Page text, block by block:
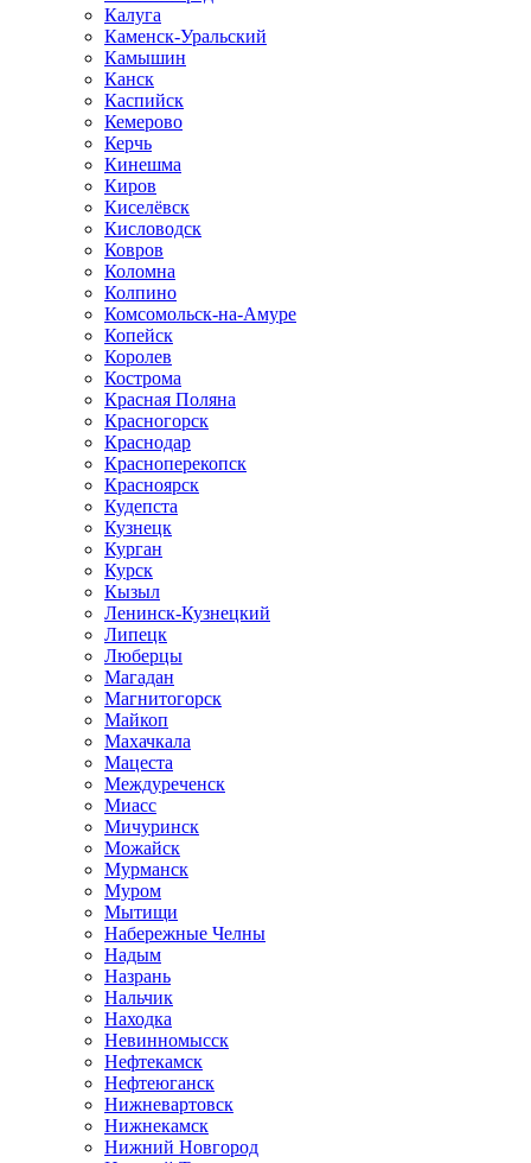
Калуга
Каменск-Уральский
Камышин
Канск
Каспийск
Кемерово
Керчь
Кинешма
Киров
Киселёвск
Кисловодск
Ковров
Коломна
Колпино
Комсомольск-на-Амуре
Копейск
Королев
Кострома
Красная Поляна
Красногорск
Краснодар
Красноперекопск
Красноярск
Кудепста
Кузнецк
Курган
Курск
Кызыл
Ленинск-Кузнецкий
Липецк
Люберцы
Магадан
Магнитогорск
Майкоп
Махачкала
Мацеста
Междуреченск
Миасс
Мичуринск
Можайск
Мурманск
Муром
Мытищи
Набережные Челны
Надым
Назрань
Нальчик
Находка
Невинномысск
Нефтекамск
Нефтеюганск
Нижневартовск
Нижнекамск
Нижний Новгород